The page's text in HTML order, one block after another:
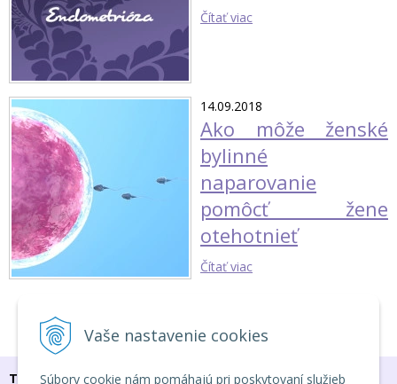
Vaše nastavenie cookies
Súbory cookie nám pomáhajú pri poskytovaní služieb
Čítať viac
14.09.2018
Ako môže ženské
bylinné
naparovanie
pomôcť žene
otehotnieť
Čítať viac
TU NÁS NÁJDEŠ